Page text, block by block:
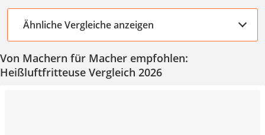
Ähnliche Vergleiche anzeigen
Von Machern für Macher empfohlen:
Heißluftfritteuse Vergleich 2026